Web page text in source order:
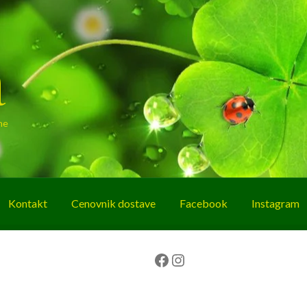
Kontakt Cenovnik dostave Facebook Instagram
Facebook Instagram